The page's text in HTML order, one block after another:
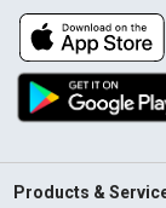
Products &